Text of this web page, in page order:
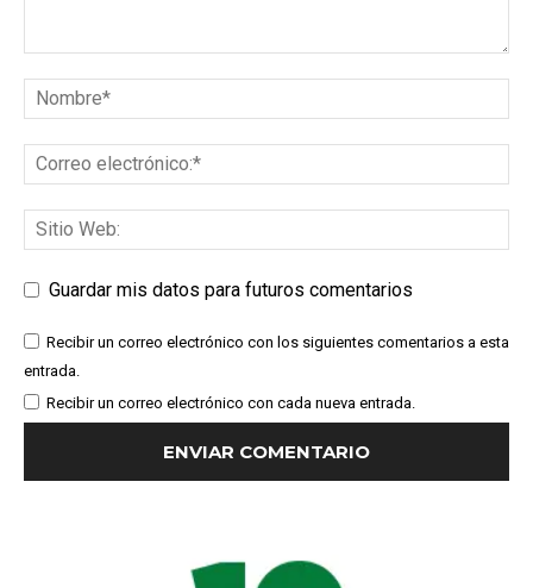
Guardar mis datos para futuros comentarios
Recibir un correo electrónico con los siguientes comentarios a esta
entrada.
Recibir un correo electrónico con cada nueva entrada.